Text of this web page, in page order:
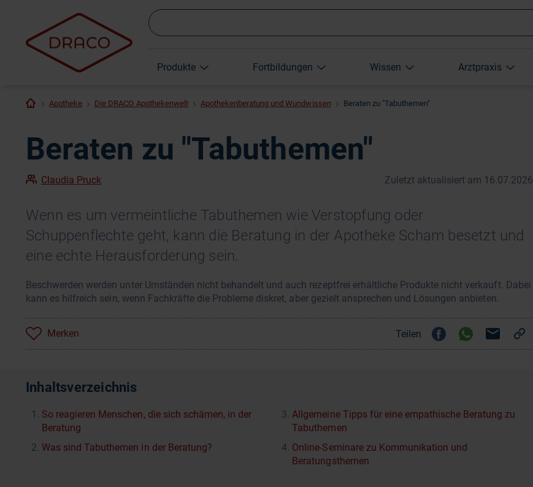
Produkte Fortbildungen Wissen Arztpraxis
Apotheke Die DRACO Apothekenwelt Apothekenberatung und Wundwissen Beraten zu "Tabuthemen"
Beraten zu "Tabuthemen"
Claudia Pruck Zuletzt aktualisiert am 16.07.2026
Wenn es um vermeintliche Tabuthemen wie Verstopfung oder
Schuppenflechte geht, kann die Beratung in der Apotheke Scham besetzt und
eine echte Herausforderung sein.
Beschwerden werden unter Umständen nicht behandelt und auch rezeptfrei erhältliche Produkte nicht verkauft. Dabei
kann es hilfreich sein, wenn Fachkräfte die Probleme diskret, aber gezielt ansprechen und Lösungen anbieten.
Merken Teilen
Inhaltsverzeichnis
So reagieren Menschen, die sich schämen, in der
Beratung
Was sind Tabuthemen in der Beratung?
Allgemeine Tipps für eine empathische Beratung zu
Tabuthemen
Online-Seminare zu Kommunikation und
Beratungsthemen
Wonach
suchen